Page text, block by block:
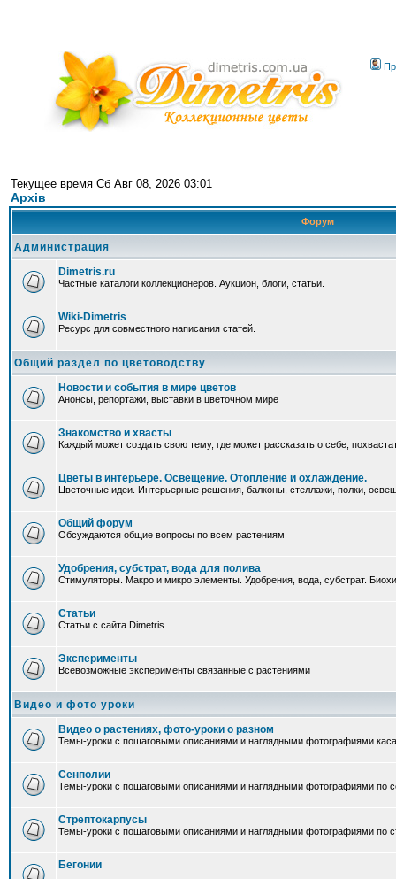
Текущее время Сб Авг 08, 2026 03:01
Архів
Форум
Администрация
Dimetris.ru
Частные каталоги коллекционеров. Аукцион, блоги, статьи.
Wiki-Dimetris
Ресурс для совместного написания статей.
Общий раздел по цветоводству
Новости и события в мире цветов
Анонсы, репортажи, выставки в цветочном мире
Знакомство и хвасты
Каждый может создать свою тему, где может рассказать о себе,
Цветы в интерьере. Освещение. Отопление и охлаждение.
Цветочные идеи. Интерьерные решения, балконы, стеллажи, полки,
Общий форум
Обсуждаются общие вопросы по всем растениям
Удобрения, субстрат, вода для полива
Стимуляторы. Макро и микро элементы. Удобрения, вода, субстрат.
Статьи
Статьи с сайта Dimetris
Эксперименты
Всевозможные эксперименты связанные с растениями
Видео и фото уроки
Видео о растениях, фото-уроки о разном
Темы-уроки с пошаговыми описаниями и наглядными фотографиями
Сенполии
Темы-уроки с пошаговыми описаниями и наглядными фотографиями по
Стрептокарпусы
Темы-уроки с пошаговыми описаниями и наглядными фотографиями по
Бегонии